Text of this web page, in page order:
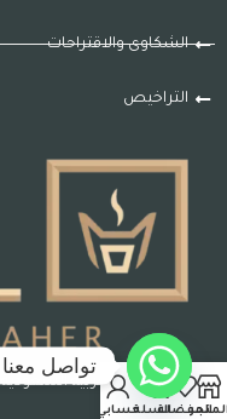
الشكاوى والاقتراحات
التراخيص
جدة – المملكة العربية السعودية
المفضلةالسلةحسابي
تواصل معنا